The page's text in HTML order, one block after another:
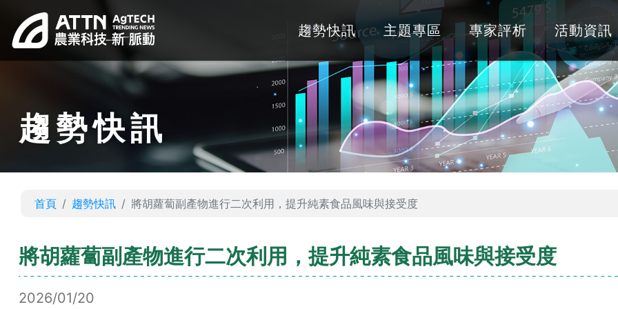
趨勢快訊 主題專區 專家評析 活動資訊
趨勢快訊
首頁 趨勢快訊 將胡蘿蔔副產物進行二次利用，提升純素食品風味與接受度
將胡蘿蔔副產物進行二次利用，提升純素食品風味與接受度
2026/01/20